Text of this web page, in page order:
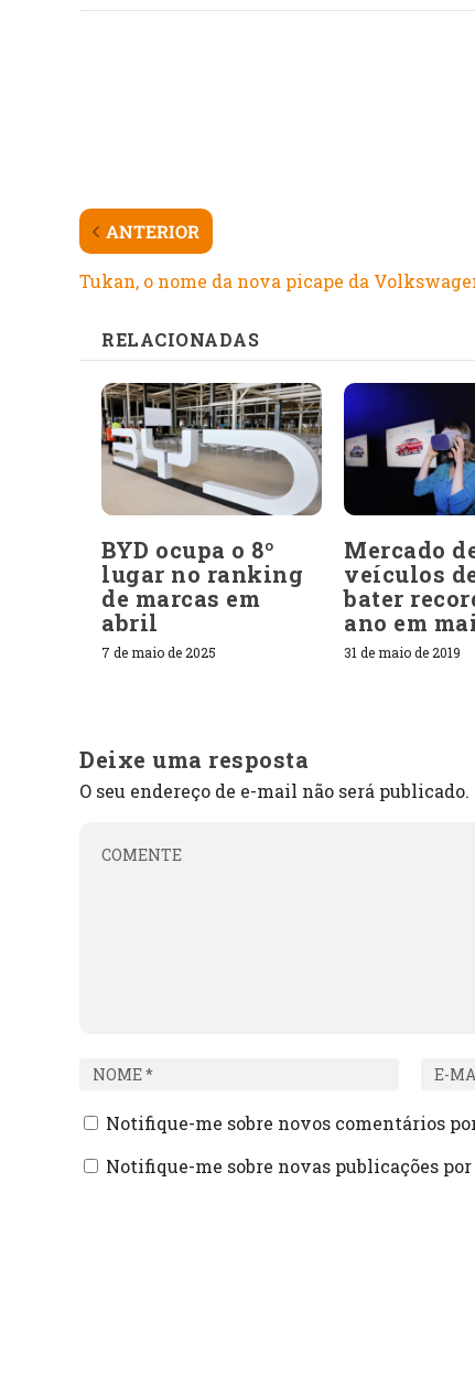
ANTERIOR
Tukan, o nome da nova picape da
RELACIONADAS
BYD ocupa o 8º
lugar no ranking
de marcas em
abril
7 de maio de 2025
Mercado
veículos
bater
ano em
31 de maio de 2019
Deixe uma resposta
O seu endereço de e-mail não será publicado.
Notifique-me sobre novos comentários
Notifique-me sobre novas publicações